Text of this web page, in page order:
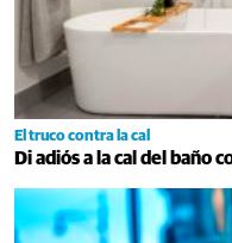
El truco contra la cal
Di adiós a la cal del baño